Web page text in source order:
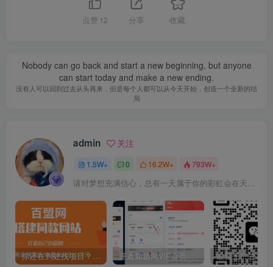
点赞 12 分享 收藏
Nobody can go back and start a new beginning, but anyone
can start today and make a new ending.
没有人可以回到过去从头再来，但是每个人都可以从今天开始，创造一个全新的结
局
admin 关注
1.5W+ 0 16.2W+ 793W+
请对梦想充满信心，总有一天属于你的彩虹会在天空微笑
你还在到处找项目？还在当韭菜？我靠卖项目一个月收入5万+，曾经我也是个失败者。 开通知越网VIP会员，尊享全站资源免费下载，享70%的推广提成！！【限时五折优惠】